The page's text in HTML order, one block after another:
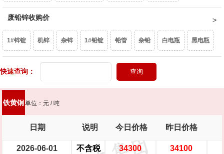
柴油皮卡车（铝圈）
货车(8吨以上)(集装箱、自卸车减50元/吨) 中巴、校巴 豪华大巴
新能源轿车（铝圈） 男士摩托车
含镍20%不锈钢
废铅锌收购价
1#锌锭 机锌 杂锌 1#铅锭 铅管 杂铅 白电瓶 黑电瓶
头灯
快速查询：
铁黄铜 单位：元 / 吨
日期 说明 今日价格 昨日价格
2026-06-01 不含税 34300 34100